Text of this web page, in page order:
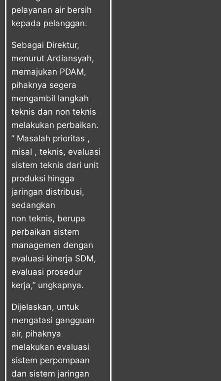
pelayanan air bersih
kepada pelanggan.
Sebagai Direktur,
menurut Ardiansyah,
memajukan PDAM,
pihaknya segera
mengambil langkah
teknis dan non teknis
melakukan perbaikan.
” Masalah prioritas ,
misal , teknis, evaluasi
sistem teknis dari unit
produksi hingga
jaringan distribusi,
sedangkan
non teknis, berupa
perbaikan sistem
managemen dengan
evaluasi kinerja SDM,
evaluasi prosedur
kerja,” ungkapnya.
Dijelaskan, untuk
mengatasi gangguan
air, pihaknya
melakukan evaluasi
sistem perpompaan
dan sistem jaringan